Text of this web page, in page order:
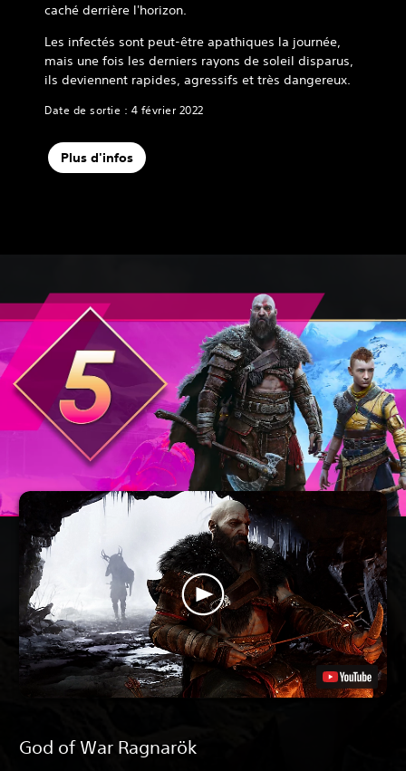
caché derrière l'horizon.
Les infectés sont peut-être apathiques la journée,
mais une fois les derniers rayons de soleil disparus,
ils deviennent rapides, agressifs et très dangereux.
Date de sortie : 4 février 2022
Plus d'infos
God of War Ragnarök